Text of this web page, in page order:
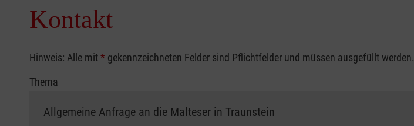
Kontakt
Hinweis: Alle mit* gekennzeichneten Felder sind Pflichtfelder und müssen ausgefüllt werden.
Thema